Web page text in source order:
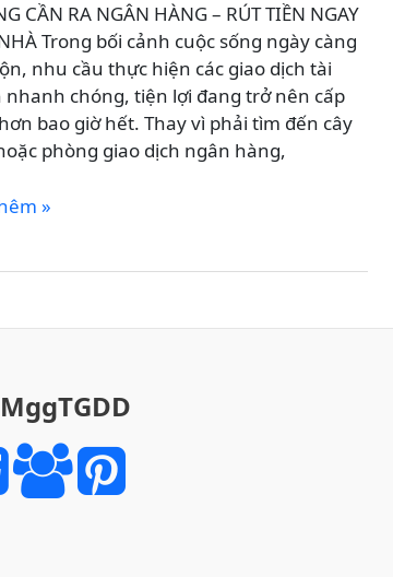
CẦN RA NGÂN HÀNG – RÚT TIỀN NGAY
Trong bối cảnh cuộc sống ngày càng
nhu cầu thực hiện các giao dịch tài
nhanh chóng, tiện lợi đang trở nên cấp
bao giờ hết. Thay vì phải tìm đến cây
phòng giao dịch ngân hàng,
»